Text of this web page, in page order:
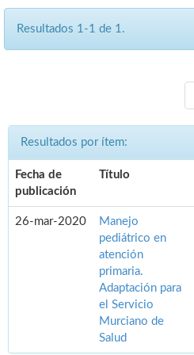
Resultados 1-1 de 1.
Resultados por ítem:
Fecha de
publicación
Título
26-mar-2020
Manejo
pediátrico en
atención
primaria.
Adaptación para
el Servicio
Murciano de
Salud